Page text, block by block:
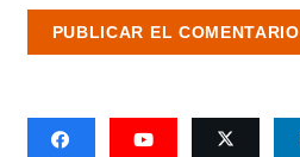
PUBLICAR EL COMENTARIO